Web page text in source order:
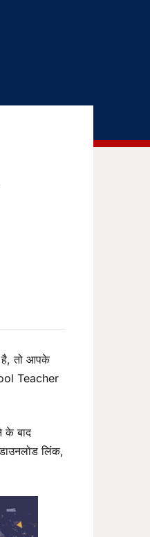
है, तो आपके
Teacher
के बाद
लिंक,